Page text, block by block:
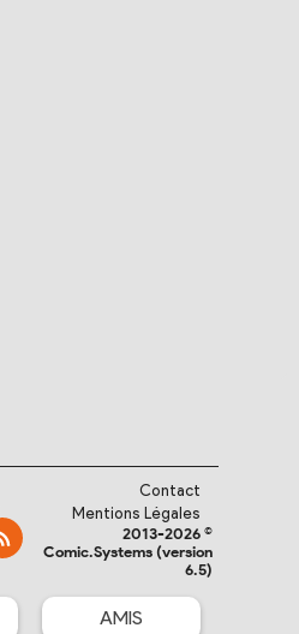
Contact
Mentions Légales
2013-2026 ©
Comic.Systems (version
6.5)
AMIS